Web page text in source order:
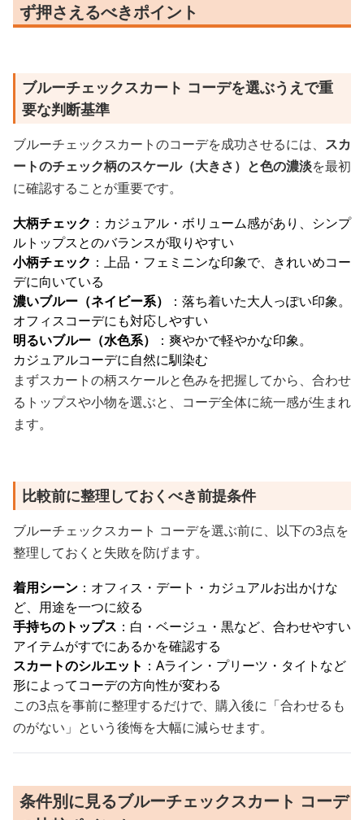
ず押さえるべきポイント
ブルーチェックスカート コーデを選ぶうえで重
要な判断基準
ブルーチェックスカートのコーデを成功させるには、 スカ
ートのチェック柄のスケール（大きさ）と色の濃淡を最初
に確認することが重要です。
大柄チェック ：カジュアル・ボリューム感があり、シンプ
ルトップスとのバランスが取りやすい
小柄チェック ：上品・フェミニンな印象で、きれいめコー
デに向いている
濃いブルー（ネイビー系）
：落ち着いた大人っぽい印象。
オフィスコーデにも対応しやすい
明るいブルー（水色系）
：爽やかで軽やかな印象。
カジュアルコーデに自然に馴染む
まずスカートの柄スケールと色みを把握してから、合わせ
るトップスや小物を選ぶと、コーデ全体に統一感が生まれ
ます。
比較前に整理しておくべき前提条件
ブルーチェックスカート コーデを選ぶ前に、以下の3点を
整理しておくと失敗を防げます。
着用シーン ：オフィス・デート・カジュアルお出かけな
ど、用途を一つに絞る
手持ちのトップス ：白・ベージュ・黒など、合わせやすい
アイテムがすでにあるかを確認する
スカートのシルエット ：Aライン・プリーツ・タイトなど
形によってコーデの方向性が変わる
この3点を事前に整理するだけで、購入後に「合わせるも
のがない」という後悔を大幅に減らせます。
条件別に見るブルーチェックスカート コーデ